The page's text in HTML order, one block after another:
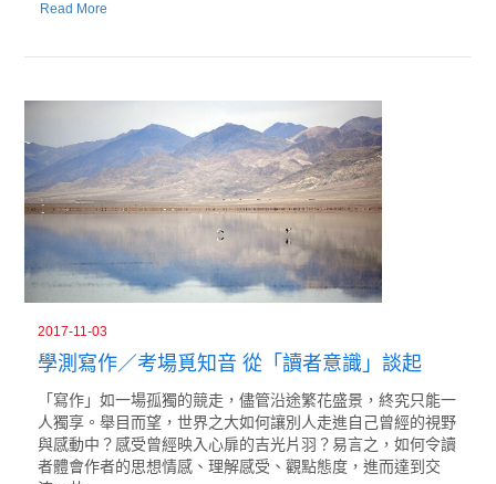
Read More
2017-11-03
學測寫作／考場覓知音 從「讀者意識」談起
「寫作」如一場孤獨的競走，儘管沿途繁花盛景，終究只能一
人獨享。舉目而望，世界之大如何讓別人走進自己曾經的視野
與感動中？感受曾經映入心扉的吉光片羽？易言之，如何令讀
者體會作者的思想情感、理解感受、觀點態度，進而達到交